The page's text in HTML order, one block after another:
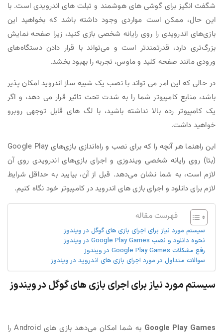
شگفت انگیز برای گوشی های هوشمند و تبلت های اندرویدی است. با
این حال، ممکن است مواردی وجود داشته باشد که بخواهید این
بازی‌های اندرویدی را روی رایانه شخصی بازی کنید، زیرا صفحه نمایش
بزرگ‌تری دارد، قدرتمندتر است و می‌تواند با قرار دادن دستگاه‌های
ورودی مانند صفحه کلید و ماوس، تجربه را بهبود بخشد.
در حالی که این امر می تواند با نصب یک شبیه ساز اندروید امکان پذیر
باشد، منابع کامپیوتر شما را به شدت تحت تاثیر قرار می دهد، و اگر
یک کامپیوتر رده بالا نداشته باشید، با لگ های قابل توجهی روبرو
خواهید داشت.
این راهنما هر آنچه را که برای نصب و راه‌اندازی بازی‌های Google Play
(بتا) روی رایانه شخصی ویندوزی و اجرای بازی‌های اندرویدی روی آن
لازم است، به شما نشان می‌دهد. قبل از آن، بیایید به حداقل شرایط
لازم برای دانلود و اجرای بازی های اندروید در کامپبوتر خود نگاه کنیم.
فهرست مقاله
سیستم مورد نیاز برای اجرای بازی‌ های گوگل در ویندوز
نحوه دانلود و نصب Google Play Games در ویندوز
رفع مشکلات Google Play Games در ویندوز
سوالات متداول در مورد اجرای بازی های اندروید در ویندوز
سیستم مورد نیاز برای اجرای بازی‌ های گوگل در ویندوز
Google Play Games
به شما امکان می‌دهد بازی‌ های Android را